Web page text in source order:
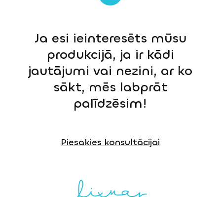
Ja esi ieinteresēts mūsu
produkcijā, ja ir kādi
jautājumi vai nezini, ar ko
sākt, mēs labprāt
palīdzēsim!
Piesakies konsultācijai